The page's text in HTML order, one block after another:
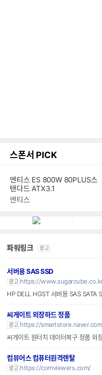
스폰서 PICK
엔티스 ES 800W 80PLUS스
탠다드 ATX3.1
엔티스
파워링크 광고
서버용 SAS SSD
광고 https://
HP DELL HGST 서버용 SAS SATA
씨게이트 외장하드 정품
광고 https://
씨게이트 원터치 데이터복구 정품 외
컴뷰어스 컴퓨터원격렌탈
광고 https://comviewers.com/